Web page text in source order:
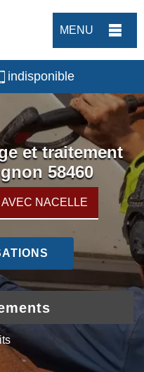
MENU
indisponible
et traitement
58460
NACELLE